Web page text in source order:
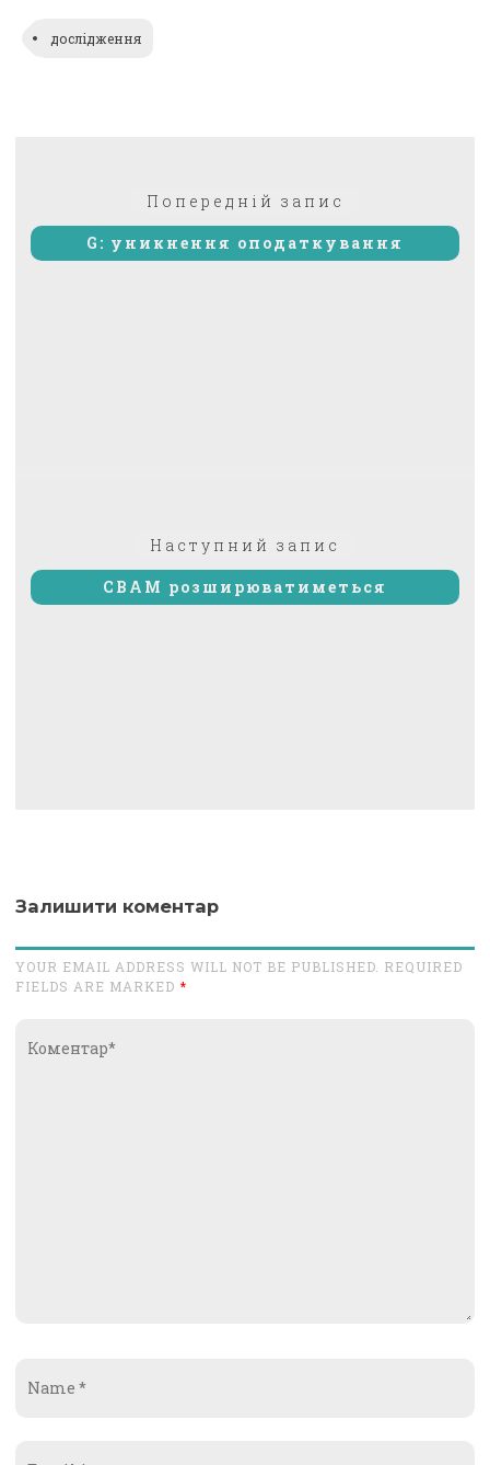
дослідження
Попередній запис
G: уникнення оподаткування
Наступний запис
CBAM розширюватиметься
Залишити коментар
YOUR EMAIL ADDRESS WILL NOT BE PUBLISHED. REQUIRED
FIELDS ARE MARKED *